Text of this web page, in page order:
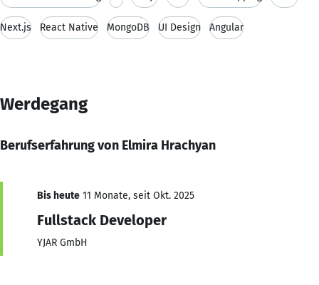
Next.js React Native MongoDB UI Design Angular
Werdegang
Berufserfahrung von Elmira Hrachyan
Bis heute 11 Monate, seit Okt. 2025
Fullstack Developer
YJAR GmbH